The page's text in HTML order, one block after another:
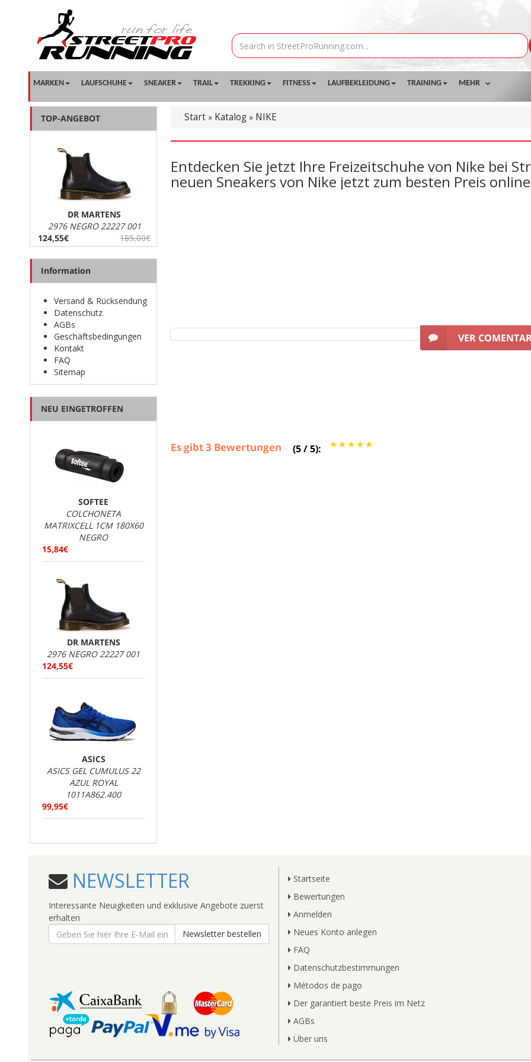
MARKEN LAUFSCHUHE SNEAKER TRAIL TREKKING FITNESS LAUFBEKLEIDUNG TRAINING MEHR
Start » Katalog » NIKE
Entdecken Sie jetzt Ihre Freizeitschuhe von Nike bei
neuen Sneakers von Nike jetzt zum besten Preis
VER
Es gibt3 Bewertungen (5/5):
TOP-ANGEBOT
DR MARTENS
2976 NEGRO 22227 001
124,55€
185,00€
Information
Versand & Rücksendung
Datenschutz
AGBs
Geschäftsbedingungen
Kontakt
FAQ
Sitemap
NEU EINGETROFFEN
SOFTEE
COLCHONETA
MATRIXCELL 1CM 180X60
NEGRO
15,84€
DR MARTENS
2976 NEGRO 22227 001
124,55€
ASICS
ASICS GEL CUMULUS 22
AZUL ROYAL
1011A862.400
99,95€
NEWSLETTER
Interessante Neuigkeiten und exklusive Angebote zuerst
erhalten
Newsletter bestellen
Startseite
Bewertungen
Anmelden
Neues Konto anlegen
FAQ
Datenschutzbestimmungen
Métodos de pago
Der garantiert beste Preis im Netz
AGBs
Über uns